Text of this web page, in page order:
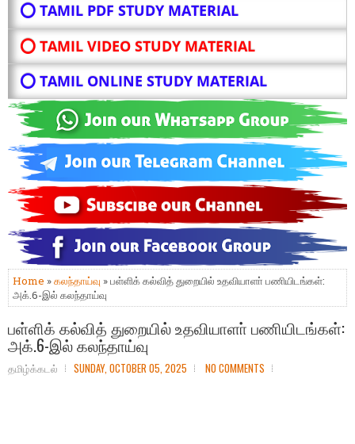
⭕ TAMIL PDF STUDY MATERIAL
⭕ TAMIL VIDEO STUDY MATERIAL
⭕ TAMIL ONLINE STUDY MATERIAL
Home »கலந்தாய்வு » பள்ளிக் கல்வித் துறையில் உதவியாளா் பணியிடங்கள்:
அக்.6-இல் கலந்தாய்வு
பள்ளிக் கல்வித் துறையில் உதவியாளா் பணியிடங்கள்:
அக்.6-இல் கலந்தாய்வு
தமிழ்க்கடல் SUNDAY, OCTOBER 05, 2025 NO COMMENTS